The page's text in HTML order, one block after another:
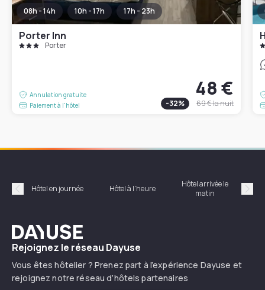
08h - 14h 10h - 17h 17h - 23h
Porter Inn
Porter
Annulation gratuite
Paiement à l'hôtel
48 €
-32% 69 €la nuit
Précédent
Hôtel en journée Hôtel à l'heure
Hôtel arrivée le
matin
Dayuse
Rejoignez le réseau Dayuse
Vous êtes hôtelier ? Prenez part à l’expérience Dayuse et
rejoignez notre réseau d’hôtels partenaires